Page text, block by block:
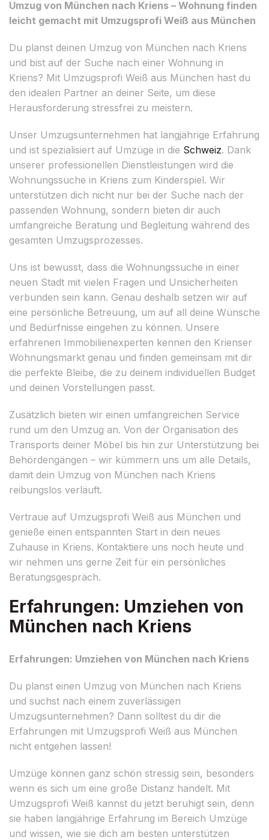
Umzug von München nach Kriens – Wohnung finden
leicht gemacht mit Umzugsprofi Weiß aus München
Du planst deinen Umzug von München nach Kriens
und bist auf der Suche nach einer Wohnung in
Kriens? Mit Umzugsprofi Weiß aus München hast du
den idealen Partner an deiner Seite, um diese
Herausforderung stressfrei zu meistern.
Unser Umzugsunternehmen hat langjährige Erfahrung
und ist spezialisiert auf Umzüge in die Schweiz. Dank
unserer professionellen Dienstleistungen wird die
Wohnungssuche in Kriens zum Kinderspiel. Wir
unterstützen dich nicht nur bei der Suche nach der
passenden Wohnung, sondern bieten dir auch
umfangreiche Beratung und Begleitung während des
gesamten Umzugsprozesses.
Uns ist bewusst, dass die Wohnungssuche in einer
neuen Stadt mit vielen Fragen und Unsicherheiten
verbunden sein kann. Genau deshalb setzen wir auf
eine persönliche Betreuung, um auf all deine Wünsche
und Bedürfnisse eingehen zu können. Unsere
erfahrenen Immobilienexperten kennen den Krienser
Wohnungsmarkt genau und finden gemeinsam mit dir
die perfekte Bleibe, die zu deinem individuellen Budget
und deinen Vorstellungen passt.
Zusätzlich bieten wir einen umfangreichen Service
rund um den Umzug an. Von der Organisation des
Transports deiner Möbel bis hin zur Unterstützung bei
Behördengängen – wir kümmern uns um alle Details,
damit dein Umzug von München nach Kriens
reibungslos verläuft.
Vertraue auf Umzugsprofi Weiß aus München und
genieße einen entspannten Start in dein neues
Zuhause in Kriens. Kontaktiere uns noch heute und
wir nehmen uns gerne Zeit für ein persönliches
Beratungsgespräch.
Erfahrungen: Umziehen von
München nach Kriens
Erfahrungen: Umziehen von München nach Kriens
Du planst einen Umzug von München nach Kriens
und suchst nach einem zuverlässigen
Umzugsunternehmen? Dann solltest du dir die
Erfahrungen mit Umzugsprofi Weiß aus München
nicht entgehen lassen!
Umzüge können ganz schön stressig sein, besonders
wenn es sich um eine große Distanz handelt. Mit
Umzugsprofi Weiß kannst du jetzt beruhigt sein, denn
sie haben langjährige Erfahrung im Bereich Umzüge
und wissen, wie sie dich am besten unterstützen